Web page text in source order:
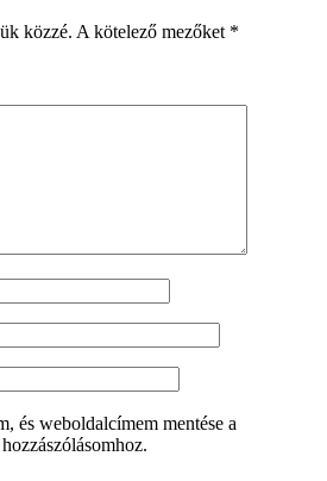
közzé. A kötelező mezőket *
és weboldalcímem mentése a